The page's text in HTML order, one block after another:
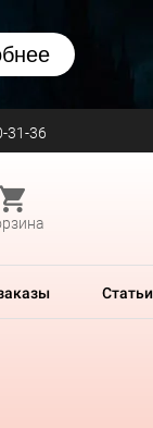
31-36
Статьи